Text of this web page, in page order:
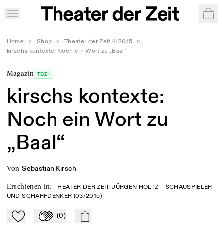
Home > Shop > Theater der Zeit 4/2015
>
kirschs kontexte: Noch ein Wort zu „Baal“
Magazin TDZ+
kirschs kontexte:
Noch ein Wort zu
„Baal“
von Sebastian Kirsch
Erschienen in:THEATER DER ZEIT: JÜRGEN HOLTZ – SCHAUSPIELER
UND SCHARFDENKER (03/2015)
Zu Mein-TdZ hinzufügen
Applaudieren
(0) mail